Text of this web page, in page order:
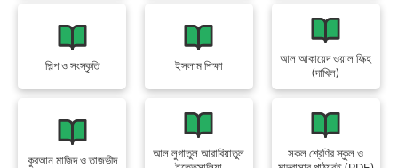
শিল্প ও সংস্কৃতি ইসলাম শিক্ষা
আল আকায়েদ ওয়াল ফিক্হ
(দাখিল)
কুরআন মাজিদ ও তাজভীদ
আল লুগাতুল আরাবিয়াতুল
সকল শ্রেণির স্কুল ও